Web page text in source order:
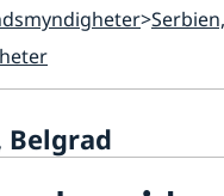
Belgrad